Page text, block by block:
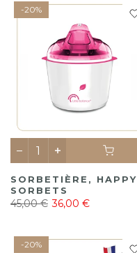
-20%
SORBETIÈRE, HAPPY
SORBETS
45,00 € 36,00 €
-20%